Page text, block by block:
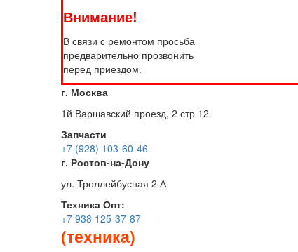
Внимание!
В связи с ремонтом просьба
предварительно прозвонить
перед приездом.
г. Москва
1й Варшавский проезд, 2 стр 12.
Запчасти
+7 (928) 103-60-46
г. Ростов-на-Дону
ул. Троллейбусная 2 А
Техника Опт:
+7 938 125-37-87
(техника)